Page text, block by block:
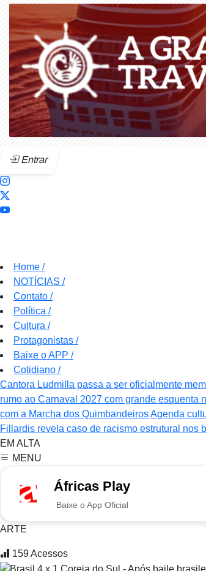
Entrar
Home /
NOTÍCIAS /
Contato /
Política /
Cultura /
Protagonistas /
Baixe o APP /
Cotidiano /
Cantora Ludmilla passa a ser oficialmente
rumo ao Carnaval 2027 com grande esquenta
com a Marcha dos QuimbandeirosAgenda
Fillardis revela caso de racismo estrutural nos
EM ALTA
MENU
Áfricas Play
Baixe o App Oficial
ARTE
159Acessos